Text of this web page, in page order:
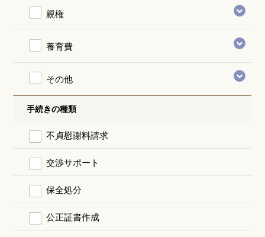
親権
養育費
その他
手続きの種類
不貞慰謝料請求
交渉サポート
保全処分
公正証書作成